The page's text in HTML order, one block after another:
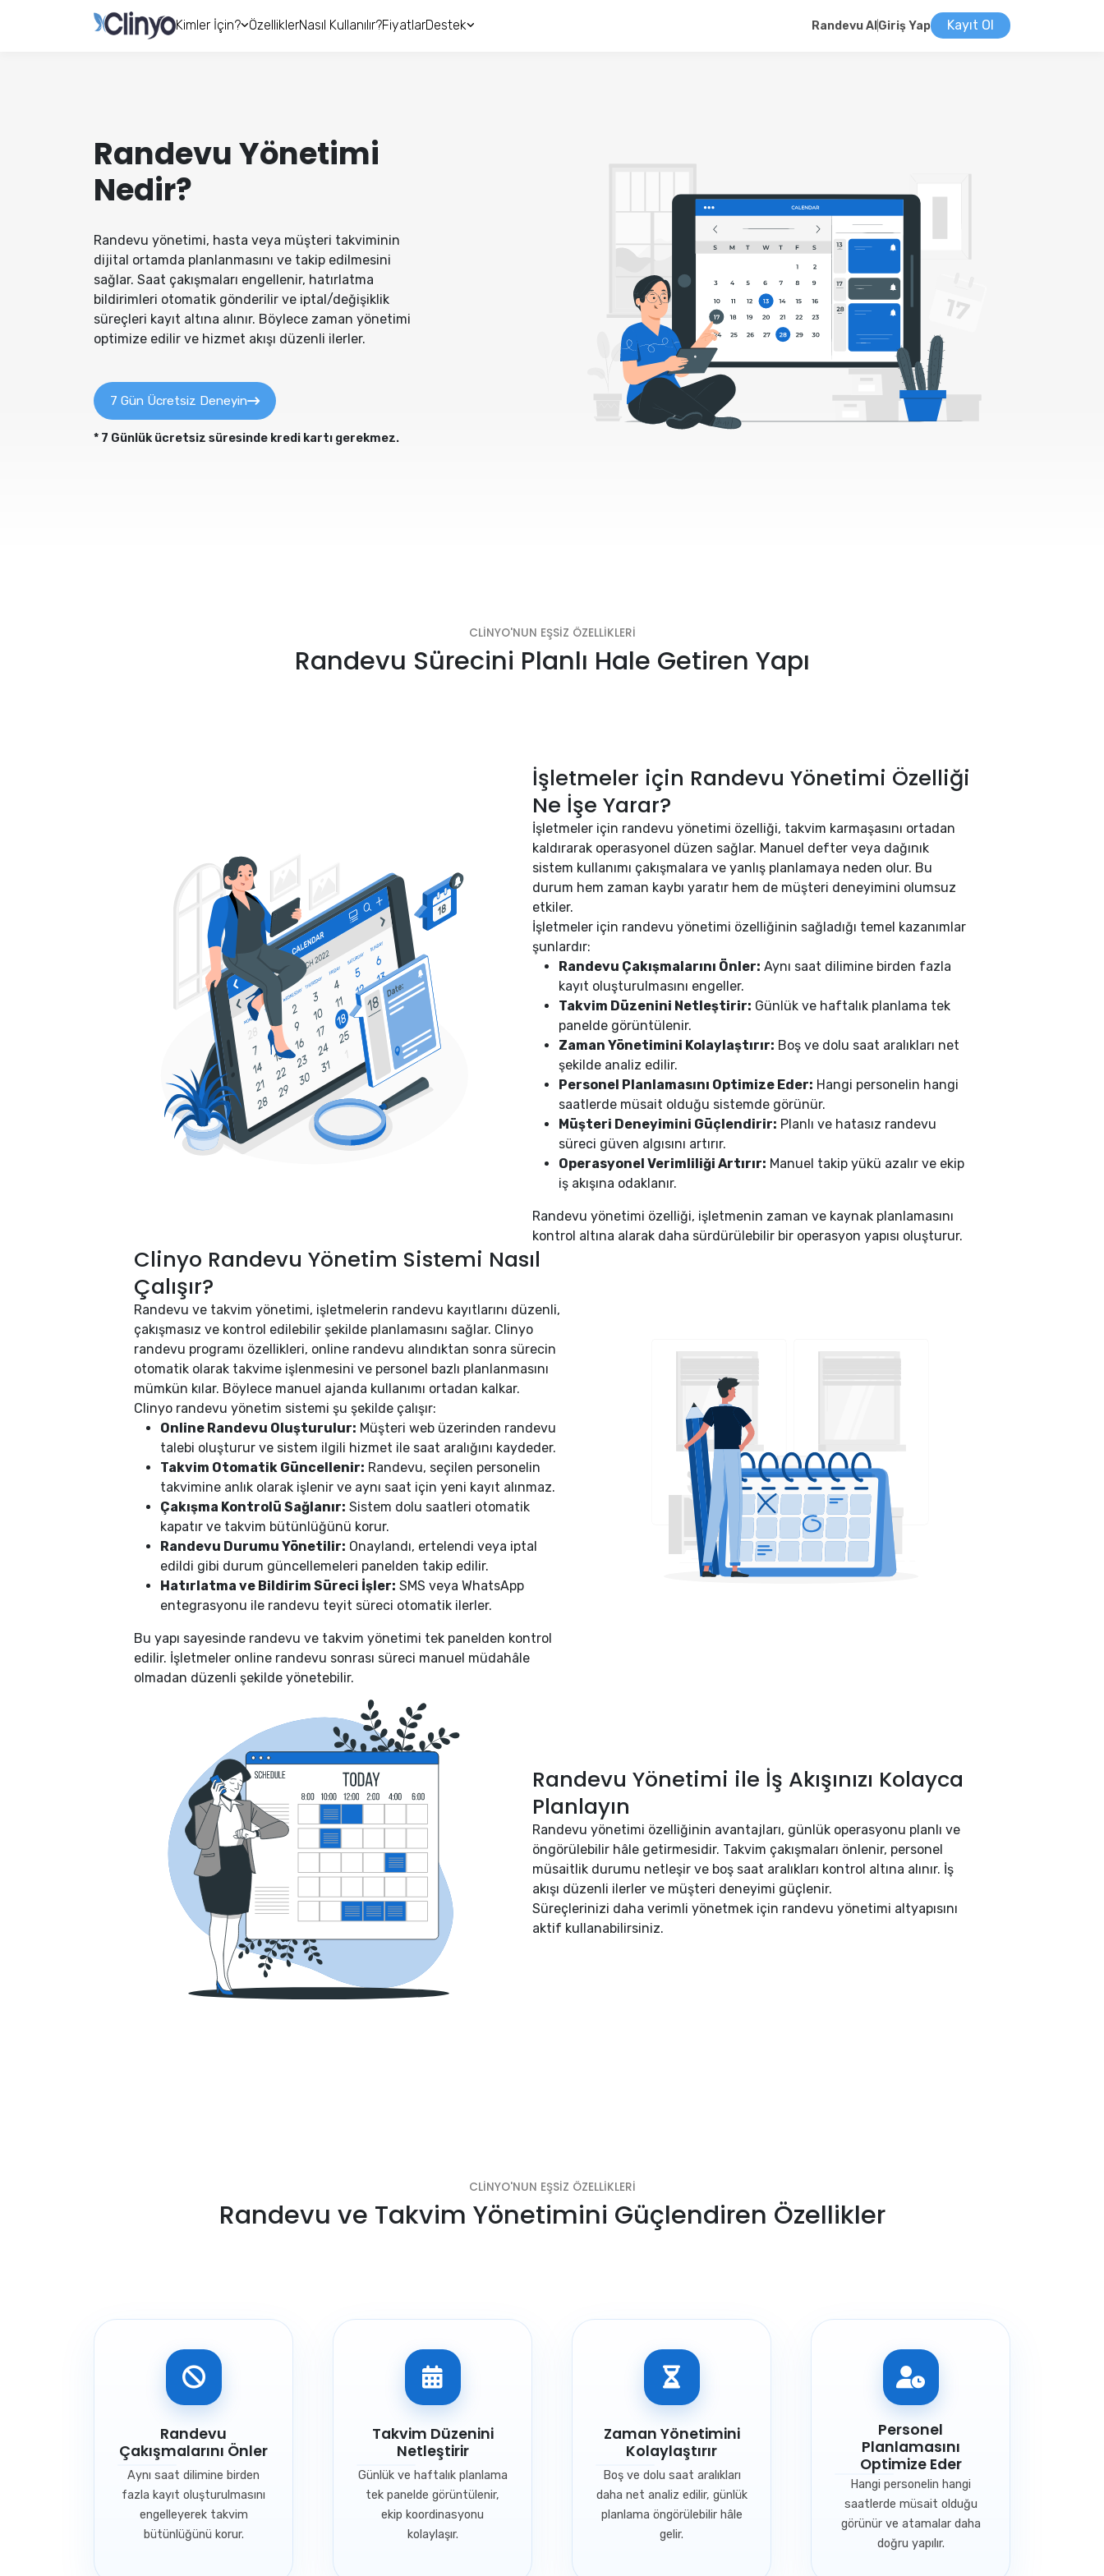
Kimler İçin? ÖzelliklerNasıl Kullanılır?FiyatlarDestek Randevu Al Giriş Yap Kayıt Ol
Randevu Yönetimi
Nedir?
Randevu yönetimi, hasta veya müşteri takviminin
dijital ortamda planlanmasını ve takip edilmesini
sağlar. Saat çakışmaları engellenir, hatırlatma
bildirimleri otomatik gönderilir ve iptal/değişiklik
süreçleri kayıt altına alınır. Böylece zaman yönetimi
optimize edilir ve hizmet akışı düzenli ilerler.
7 Gün Ücretsiz Deneyin
* 7 Günlük ücretsiz süresinde kredi kartı gerekmez.
CLİNYO'NUN EŞSİZ ÖZELLİKLERİ
Randevu Sürecini Planlı Hale Getiren Yapı
İşletmeler için Randevu Yönetimi Özelliği
Ne İşe Yarar?
İşletmeler için randevu yönetimi özelliği, takvim karmaşasını ortadan
kaldırarak operasyonel düzen sağlar. Manuel defter veya dağınık
sistem kullanımı çakışmalara ve yanlış planlamaya neden olur. Bu
durum hem zaman kaybı yaratır hem de müşteri deneyimini olumsuz
etkiler.
İşletmeler için randevu yönetimi özelliğinin sağladığı temel kazanımlar
şunlardır:
Randevu Çakışmalarını Önler: Aynı saat dilimine birden fazla
kayıt oluşturulmasını engeller.
Takvim Düzenini Netleştirir: Günlük ve haftalık planlama tek
panelde görüntülenir.
Zaman Yönetimini Kolaylaştırır: Boş ve dolu saat aralıkları net
şekilde analiz edilir.
Personel Planlamasını Optimize Eder: Hangi personelin hangi
saatlerde müsait olduğu sistemde görünür.
Müşteri Deneyimini Güçlendirir: Planlı ve hatasız randevu
süreci güven algısını artırır.
Operasyonel Verimliliği Artırır: Manuel takip yükü azalır ve ekip
iş akışına odaklanır.
Randevu yönetimi özelliği, işletmenin zaman ve kaynak planlamasını
kontrol altına alarak daha sürdürülebilir bir operasyon yapısı oluşturur.
Clinyo Randevu Yönetim Sistemi Nasıl
Çalışır?
Randevu ve takvim yönetimi, işletmelerin randevu kayıtlarını düzenli,
çakışmasız ve kontrol edilebilir şekilde planlamasını sağlar. Clinyo
randevu programı özellikleri, online randevu alındıktan sonra sürecin
otomatik olarak takvime işlenmesini ve personel bazlı planlanmasını
mümkün kılar. Böylece manuel ajanda kullanımı ortadan kalkar.
Clinyo randevu yönetim sistemi şu şekilde çalışır:
Online Randevu Oluşturulur: Müşteri web üzerinden randevu
talebi oluşturur ve sistem ilgili hizmet ile saat aralığını kaydeder.
Takvim Otomatik Güncellenir: Randevu, seçilen personelin
takvimine anlık olarak işlenir ve aynı saat için yeni kayıt alınmaz.
Çakışma Kontrolü Sağlanır: Sistem dolu saatleri otomatik
kapatır ve takvim bütünlüğünü korur.
Randevu Durumu Yönetilir: Onaylandı, ertelendi veya iptal
edildi gibi durum güncellemeleri panelden takip edilir.
Hatırlatma ve Bildirim Süreci İşler: SMS veya WhatsApp
entegrasyonu ile randevu teyit süreci otomatik ilerler.
Bu yapı sayesinde randevu ve takvim yönetimi tek panelden kontrol
edilir. İşletmeler online randevu sonrası süreci manuel müdahâle
olmadan düzenli şekilde yönetebilir.
Randevu Yönetimi ile İş Akışınızı Kolayca
Planlayın
Randevu yönetimi özelliğinin avantajları, günlük operasyonu planlı ve
öngörülebilir hâle getirmesidir. Takvim çakışmaları önlenir, personel
müsaitlik durumu netleşir ve boş saat aralıkları kontrol altına alınır. İş
akışı düzenli ilerler ve müşteri deneyimi güçlenir.
Süreçlerinizi daha verimli yönetmek için randevu yönetimi altyapısını
aktif kullanabilirsiniz.
CLİNYO'NUN EŞSİZ ÖZELLİKLERİ
Randevu ve Takvim Yönetimini Güçlendiren Özellikler
Randevu
Çakışmalarını Önler
Aynı saat dilimine birden
fazla kayıt oluşturulmasını
engelleyerek takvim
bütünlüğünü korur.
Takvim Düzenini
Netleştirir
Günlük ve haftalık planlama
tek panelde görüntülenir,
ekip koordinasyonu
kolaylaşır.
Zaman Yönetimini
Kolaylaştırır
Boş ve dolu saat aralıkları
daha net analiz edilir, günlük
planlama öngörülebilir hâle
gelir.
Personel
Planlamasını
Optimize Eder
Hangi personelin hangi
saatlerde müsait olduğu
görünür ve atamalar daha
doğru yapılır.